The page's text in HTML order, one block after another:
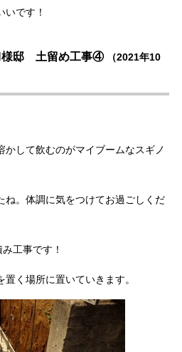
いです！
様邸 土留め工事④
（2021年10
かして飲むのがマイブームなスギノ
ね。体調に気をつけてお過ごしくだ
工事です！
く場所に置いていきます。